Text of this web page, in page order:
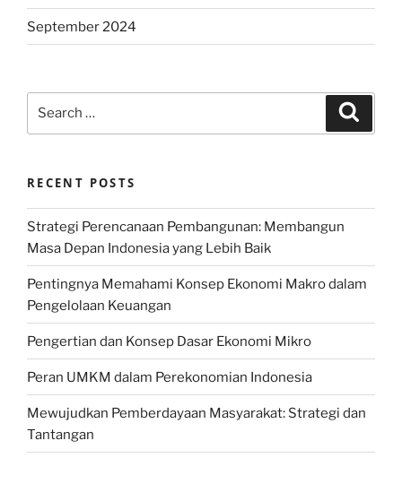
September 2024
RECENT POSTS
Strategi Perencanaan Pembangunan: Membangun
Masa Depan Indonesia yang Lebih Baik
Pentingnya Memahami Konsep Ekonomi Makro dalam
Pengelolaan Keuangan
Pengertian dan Konsep Dasar Ekonomi Mikro
Peran UMKM dalam Perekonomian Indonesia
Mewujudkan Pemberdayaan Masyarakat: Strategi dan
Tantangan